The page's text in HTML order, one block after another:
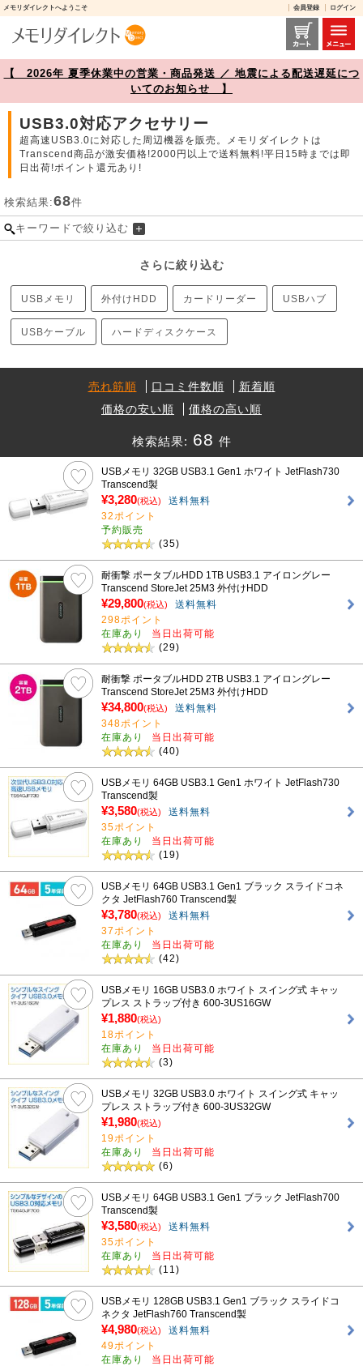
メモリダイレクトへようこそ 会員登録 ログイン
USB3.0対応アクセサリー 商品一覧【メモリダイレクト】
【 2026年 夏季休業中の営業・商品発送 ／ 地震による配送遅延につ
いてのお知らせ 】
USB3.0対応アクセサリー
超高速USB3.0に対応した周辺機器を販売。メモリダイレクトは
Transcend商品が激安価格!2000円以上で送料無料!平日15時までは即
日出荷!ポイント還元あり!
検索結果:68件
キーワードで絞り込む
さらに絞り込む
USBメモリ 外付けHDD カードリーダー USBハブ
USBケーブル ハードディスクケース
売れ筋順 口コミ件数順
新着順
価格の安い順
価格の高い順
検索結果: 68 件
USBメモリ 32GB USB3.1 Gen1 ホワイト JetFlash730
Transcend製
¥3,280(税込)
送料無料
32ポイント
予約販売
(35)
耐衝撃 ポータブルHDD 1TB USB3.1 アイロングレー
Transcend StoreJet 25M3 外付けHDD
¥29,800(税込)
送料無料
298ポイント
在庫あり
当日出荷可能
(29)
耐衝撃 ポータブルHDD 2TB USB3.1 アイロングレー
Transcend StoreJet 25M3 外付けHDD
¥34,800(税込)
送料無料
348ポイント
在庫あり
当日出荷可能
(40)
USBメモリ 64GB USB3.1 Gen1 ホワイト JetFlash730
Transcend製
¥3,580(税込)
送料無料
35ポイント
在庫あり
当日出荷可能
(19)
USBメモリ 64GB USB3.1 Gen1 ブラック スライドコネ
クタ JetFlash760 Transcend製
¥3,780(税込)
送料無料
37ポイント
在庫あり
当日出荷可能
(42)
USBメモリ 16GB USB3.0 ホワイト スイング式 キャッ
プレス ストラップ付き 600-3US16GW
¥1,880(税込)
18ポイント
在庫あり
当日出荷可能
(3)
USBメモリ 32GB USB3.0 ホワイト スイング式 キャッ
プレス ストラップ付き 600-3US32GW
¥1,980(税込)
19ポイント
在庫あり
当日出荷可能
(6)
USBメモリ 64GB USB3.1 Gen1 ブラック JetFlash700
Transcend製
¥3,580(税込)
送料無料
35ポイント
在庫あり
当日出荷可能
(11)
USBメモリ 128GB USB3.1 Gen1 ブラック スライドコ
ネクタ JetFlash760 Transcend製
¥4,980(税込)
送料無料
49ポイント
在庫あり
当日出荷可能